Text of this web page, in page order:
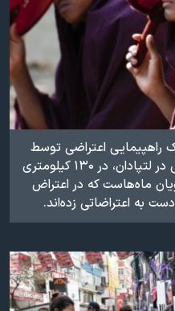
راهپیمایی اعتراضی توسط
دانشجويان و راهبان بودایی در لتپادان، در ۱۳۰ کيلومتری
ماه‌هاست که در اعتراض
به اعتراضاتی زده‌اند.